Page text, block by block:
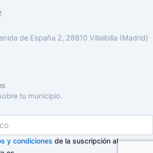
de España 2, 28810 Villalbilla (Madrid)
tu municipio.
y condiciones de la suscripción al